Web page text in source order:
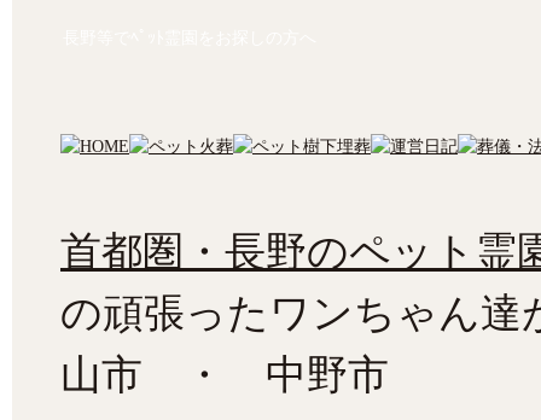
首都圏・長野のペット霊
の頑張ったワンちゃん
山市 ・ 中野市